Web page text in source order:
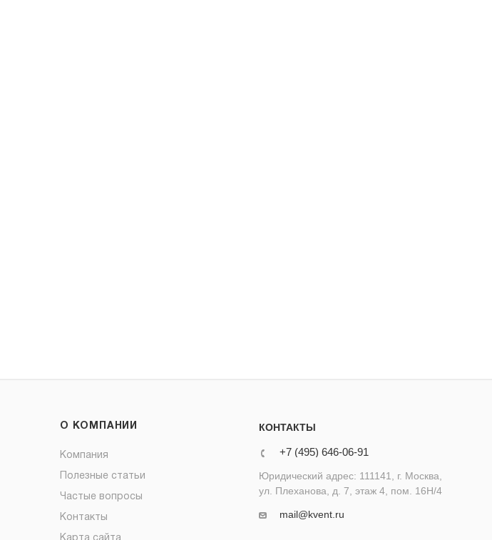
О КОМПАНИИ
Компания
Полезные статьи
Частые вопросы
Контакты
КОНТАКТЫ
+7 (495) 646-06-91
Юридический адрес: 111141, г. Москва,
ул. Плеханова, д. 7, этаж 4, пом. 16Н/4
mail@kvent.ru